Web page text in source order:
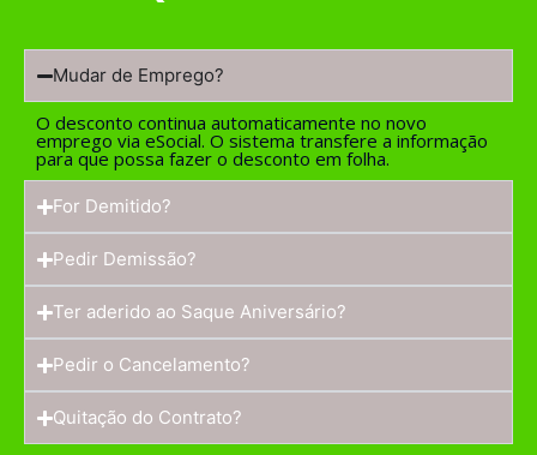
Mudar de Emprego?
O desconto continua automaticamente no novo
emprego via eSocial. O sistema transfere a informação
para que possa fazer o desconto em folha.
For Demitido?
Pedir Demissão?
Ter aderido ao Saque Aniversário?
Pedir o Cancelamento?
Quitação do Contrato?